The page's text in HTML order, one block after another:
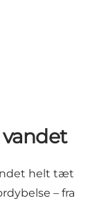
helt tæt
– fra